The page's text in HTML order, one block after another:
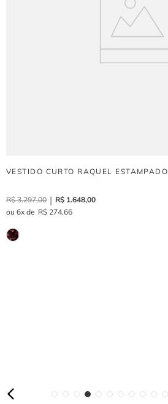
VESTIDO CURTO RAQUEL ESTAMPADO
R$ 3.297,00 R$ 1.648,00
6
R$ 274,66